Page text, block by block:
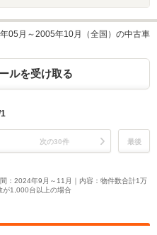
05月～2005年10月（全国）の中古車
ルを受け取る
次の30件 最後
：2024年9月～11月｜内容：物件数合計1万
が1,000台以上の場合